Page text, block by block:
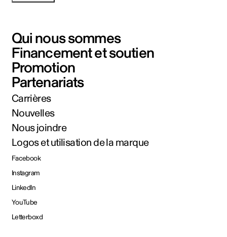
Qui nous sommes
Financement et soutien
Promotion
Partenariats
Carrières
Nouvelles
Nous joindre
Logos et utilisation de la marque
Facebook
Instagram
LinkedIn
YouTube
Letterboxd